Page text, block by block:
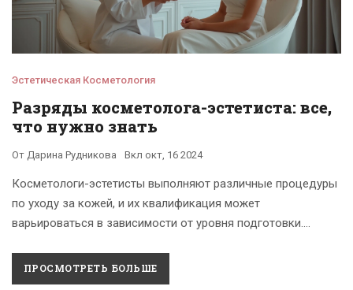
Эстетическая Косметология
Разряды косметолога-эстетиста: все,
что нужно знать
От Дарина Рудникова Вкл окт, 16 2024
Косметологи-эстетисты выполняют различные процедуры
по уходу за кожей, и их квалификация может
варьироваться в зависимости от уровня подготовки.
помогает клиентам определить уровень
профессионализма специалиста. В этом статье будет
ПРОСМОТРЕТЬ БОЛЬШЕ